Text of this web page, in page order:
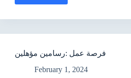
:
مهارات
فرصة عمل :رسامين مؤهلين
February 1, 2024